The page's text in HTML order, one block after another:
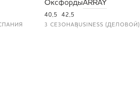
ОксфордыARRAY
40,5 42,5
3 СЕЗОНАBUSINESS (ДЕЛОВОЙ)